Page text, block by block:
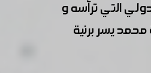
التي ترأسه و
محمد يسر برنية